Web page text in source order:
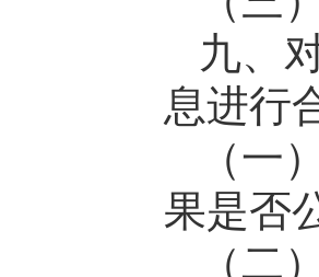
九、
息进行
（一
果是否
（二